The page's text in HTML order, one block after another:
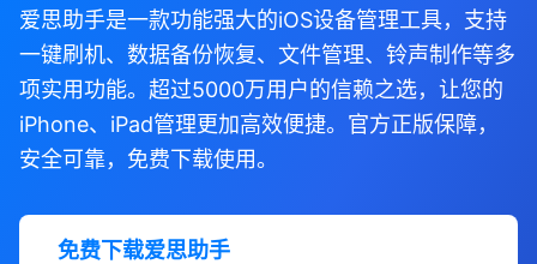
爱思助手是一款功能强大的iOS设备管理工具，支持
一键刷机、数据备份恢复、文件管理、铃声制作等多
项实用功能。超过5000万用户的信赖之选，让您的
iPhone、iPad管理更加高效便捷。官方正版保障，
安全可靠，免费下载使用。
免费下载爱思助手